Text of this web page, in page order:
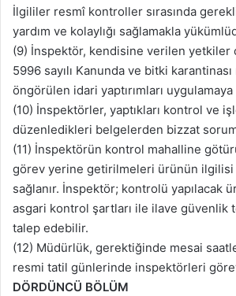
İlgililer resmî kontroller sırasında
yardım ve kolaylığı sağlamakla
(9) İnspektör, kendisine verilen yetkiler
5996 sayılı Kanunda ve bitki
öngörülen idari yaptırımları
(10) İnspektörler, yaptıkları kontrol ve
düzenledikleri belgelerden bizzat
(11) İnspektörün kontrol mahalline
görev yerine getirilmeleri ürünün ilgilisi
sağlanır. İnspektör; kontrolü yapılacak
asgari kontrol şartları ile ilave güvenlik
talep edebilir.
(12) Müdürlük, gerektiğinde mesai
resmi tatil günlerinde inspektörleri
DÖRDÜNCÜ BÖLÜM